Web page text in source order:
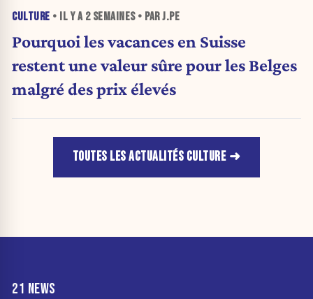
CULTURE • IL Y A 2 SEMAINES• PAR J.PE
Pourquoi les vacances en Suisse
restent une valeur sûre pour les Belges
malgré des prix élevés
TOUTES LES ACTUALITÉS CULTURE
21 NEWS